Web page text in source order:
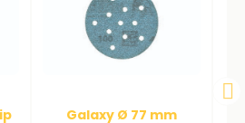
Galaxy Ø 77 mm